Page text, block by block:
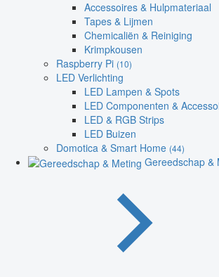
Accessoires & Hulpmateriaal
Tapes & Lijmen
Chemicaliën & Reiniging
Krimpkousen
Raspberry Pi (10)
LED Verlichting
LED Lampen & Spots
LED Componenten &
LED & RGB Strips
LED Buizen
Domotica & Smart Home (44)
Gereedschap &